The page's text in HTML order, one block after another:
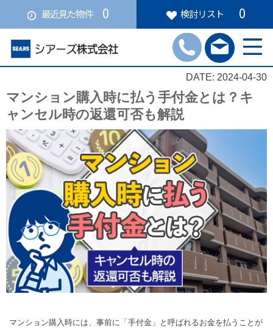
最近見た物件 0 検討リスト 0
DATE: 2024-04-30
マンション購入時に払う手付金とは？キ
ャンセル時の返還可否も解説
マンション購入時には、事前に「手付金」と呼ばれるお金を払うことが